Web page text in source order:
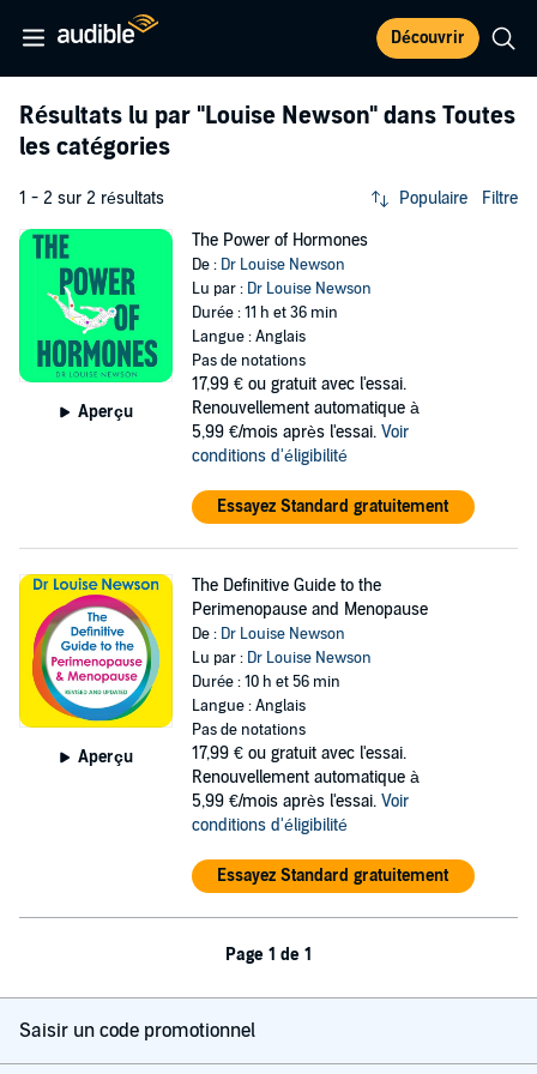
Découvrir
Résultats lu par "Louise Newson" dans Toutes
les catégories
1 - 2 sur 2 résultats Populaire Filtre
Aperçu
The Power of Hormones
De : Dr Louise Newson
Lu par : Dr Louise Newson
Durée : 11 h et 36 min
Langue : Anglais
Pas de notations
17,99 € ou gratuit avec l'essai.
Renouvellement automatique à
5,99 €/mois après l'essai. Voir
conditions d'éligibilité
Essayez Standard gratuitement
Aperçu
The Definitive Guide to the
Perimenopause and Menopause
De : Dr Louise Newson
Lu par : Dr Louise Newson
Durée : 10 h et 56 min
Langue : Anglais
Pas de notations
17,99 € ou gratuit avec l'essai.
Renouvellement automatique à
5,99 €/mois après l'essai. Voir
conditions d'éligibilité
Essayez Standard gratuitement
Page 1 de 1
Saisir un code promotionnel